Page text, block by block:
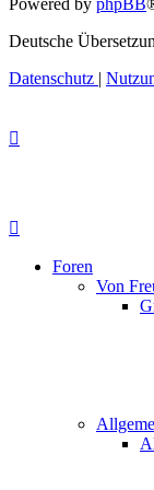
Powered by phpBB
Deutsche
Datenschutz |
Foren
Von